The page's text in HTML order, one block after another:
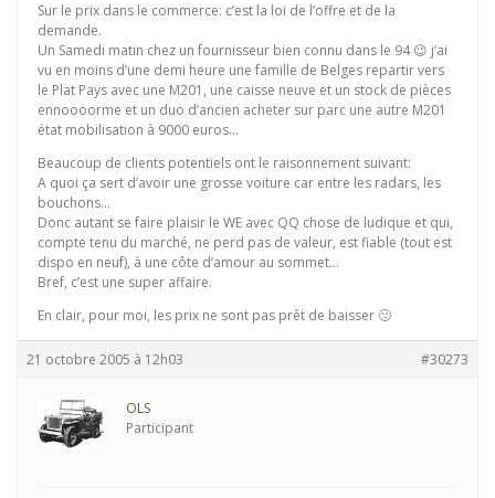
Sur le prix dans le commerce: c’est la loi de l’offre et de la
demande.
Un Samedi matin chez un fournisseur bien connu dans le 94 😉 j’ai
vu en moins d’une demi heure une famille de Belges repartir vers
le Plat Pays avec une M201, une caisse neuve et un stock de pièces
ennoooorme et un duo d’ancien acheter sur parc une autre M201
état mobilisation à 9000 euros…
Beaucoup de clients potentiels ont le raisonnement suivant:
A quoi ça sert d’avoir une grosse voiture car entre les radars, les
bouchons…
Donc autant se faire plaisir le WE avec QQ chose de ludique et qui,
compte tenu du marché, ne perd pas de valeur, est fiable (tout est
dispo en neuf), à une côte d’amour au sommet…
Bref, c’est une super affaire.
En clair, pour moi, les prix ne sont pas prêt de baisser 🙁
21 octobre 2005 à 12h03 #30273
OLS
Participant